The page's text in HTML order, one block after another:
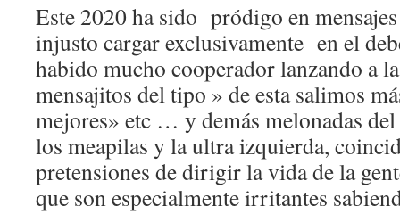
Este 2020 ha sido pródigo en
injusto cargar exclusivamente en el
habido mucho cooperador lanzando a
mensajitos del tipo » de esta salimos
mejores» etc … y demás melonadas
los meapilas y la ultra izquierda,
pretensiones de dirigir la vida de la
que son especialmente irritantes